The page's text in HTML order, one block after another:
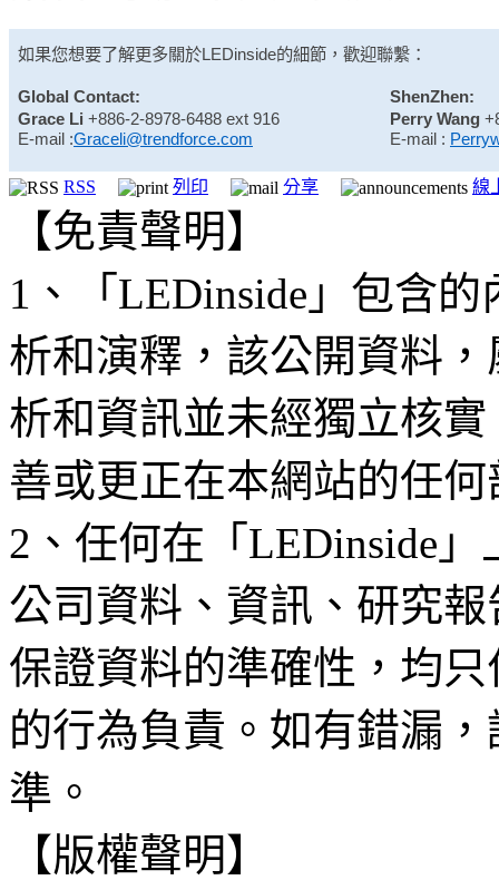
如果您想要了解更多關於LEDinside的細節，歡迎聯繫：
Global Contact:
ShenZhen:
Grace Li +886-2-8978-6488 ext 916
E-mail :Graceli@trendforce.com
Perry Wang
E-mail :
RSS 列印 分享 線
【免責聲明】
1、「LEDinside」包含
析和演釋，該公開資料
析和資訊並未經獨立核
善或更正在本網站的任
2、任何在「LEDinside
公司資料、資訊、研究
保證資料的準確性，均
的行為負責。如有錯漏
準。
【版權聲明】